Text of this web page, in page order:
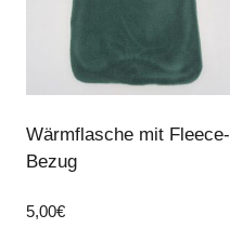
Wärmflasche mit Fleece-
Bezug
5,00€